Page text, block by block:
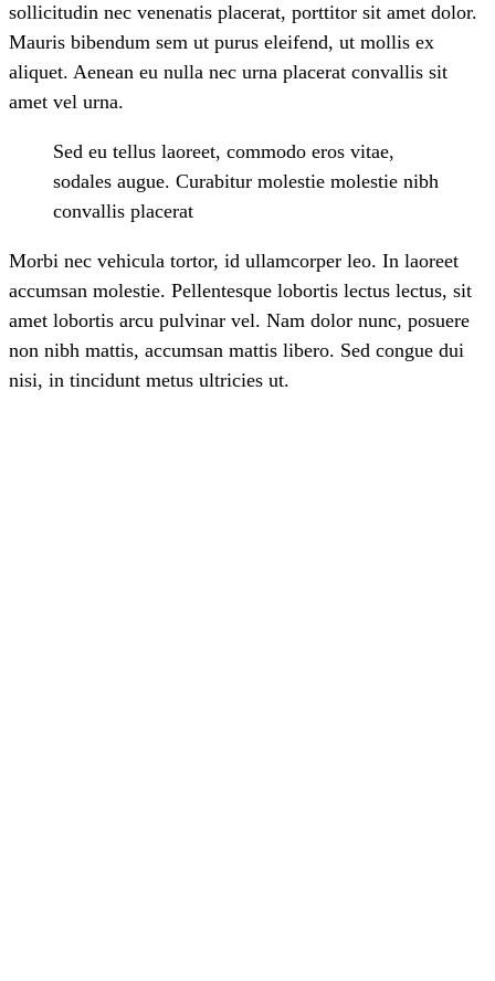
sollicitudin nec venenatis placerat, porttitor sit amet dolor.
Mauris bibendum sem ut purus eleifend, ut mollis ex
aliquet. Aenean eu nulla nec urna placerat convallis sit
amet vel urna.
Sed eu tellus laoreet, commodo eros vitae,
sodales augue. Curabitur molestie molestie nibh
convallis placerat
Morbi nec vehicula tortor, id ullamcorper leo. In laoreet
accumsan molestie. Pellentesque lobortis lectus lectus, sit
amet lobortis arcu pulvinar vel. Nam dolor nunc, posuere
non nibh mattis, accumsan mattis libero. Sed congue dui
nisi, in tincidunt metus ultricies ut.